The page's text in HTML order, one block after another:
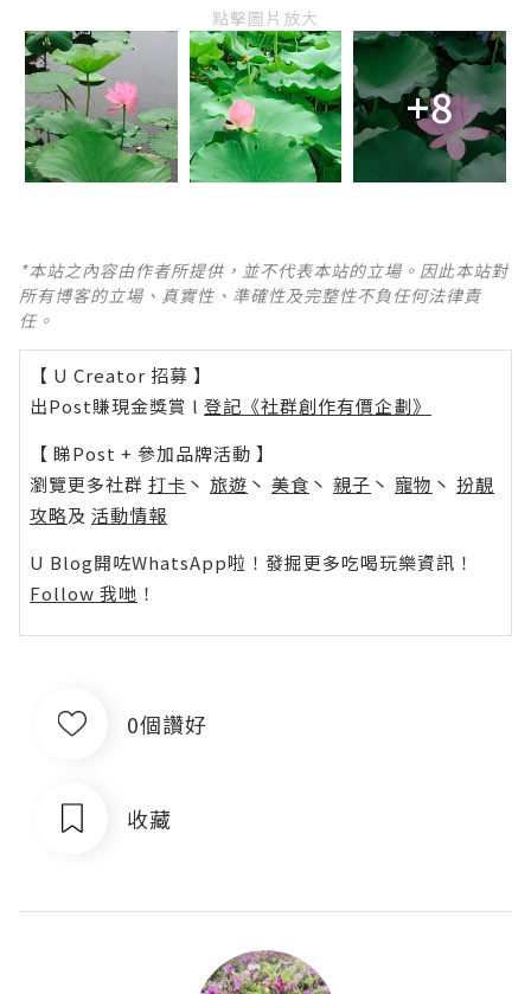
點擊圖片放大
+8
*本站之內容由作者所提供，並不代表本站的立場。因此本站對
所有博客的立場、真實性、準確性及完整性不負任何法律責
任。
【 U Creator 招募 】
出Post賺現金獎賞 l 登記《社群創作有價企劃》
【 睇Post + 參加品牌活動 】
瀏覽更多社群 打卡 丶 旅遊 丶 美食 丶 親子 丶 寵物 丶 扮靚
攻略及 活動情報
U Blog開咗WhatsApp啦！發掘更多吃喝玩樂資訊！
Follow 我哋 ！
0個讚好
收藏